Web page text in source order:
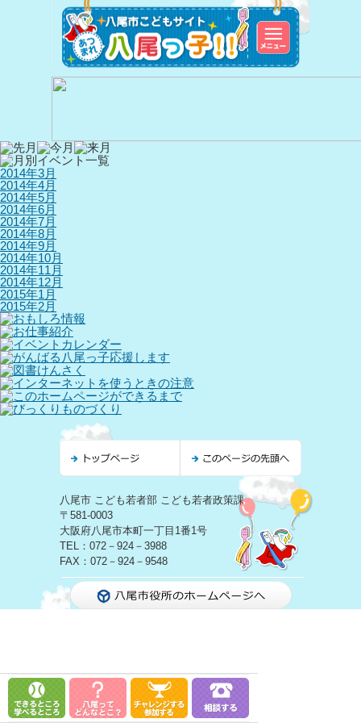
2014年3月
2014年4月
2014年5月
2014年6月
2014年7月
2014年8月
2014年9月
2014年10月
2014年11月
2014年12月
2015年1月
2015年2月
八尾市 こども若者部 こども若者政策課
〒581-0003
大阪府八尾市本町一丁目1番1号
TEL：072－924－3988
FAX：072－924－9548